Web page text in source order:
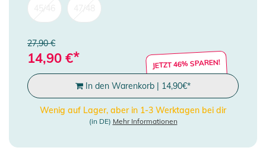
27,90 €
14,90 €* JETZT 46% SPAREN!
In den Warenkorb | 14,90€*
Wenig auf Lager, aber in 1-3 Werktagen bei dir
(in DE) Mehr Informationen